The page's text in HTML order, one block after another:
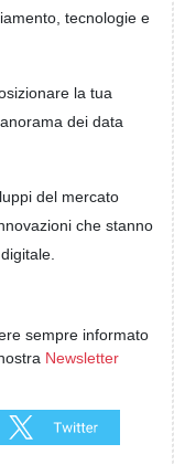
tecnologie e
la tua
dei data
del mercato
che stanno
sempre informato
Newsletter